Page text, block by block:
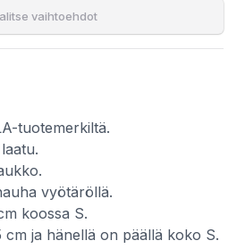
vaihtoehdot
tuotemerkiltä.
vyötäröllä.
koossa S.
cm ja hänellä on päällä koko S.